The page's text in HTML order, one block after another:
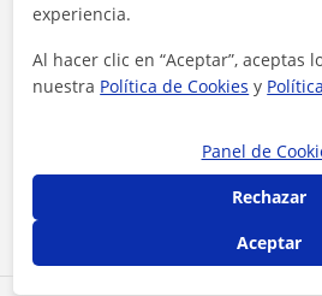
Contactar
experiencia.
Al hacer clic en “Aceptar”, aceptas
nuestra Política de Cookies y
Panel de
Rechazar
Aceptar